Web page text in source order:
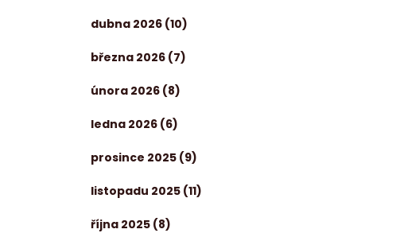
dubna 2026 (10)
března 2026 (7)
února 2026 (8)
ledna 2026 (6)
prosince 2025 (9)
listopadu 2025 (11)
října 2025 (8)